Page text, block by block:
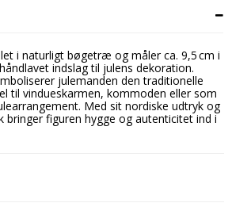
i naturligt bøgetræ og måler ca. 9,5 cm i
indslag til julens dekoration.
julemanden den traditionelle
til vindueskarmen, kommoden eller som
Med sit nordiske udtryk og
bringer figuren hygge og autenticitet ind i